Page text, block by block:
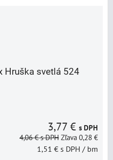
Hruška svetlá 524
3,77 € s DPH
4,06 €s DPH Zľava 0,28 €
1,51 € s DPH / bm